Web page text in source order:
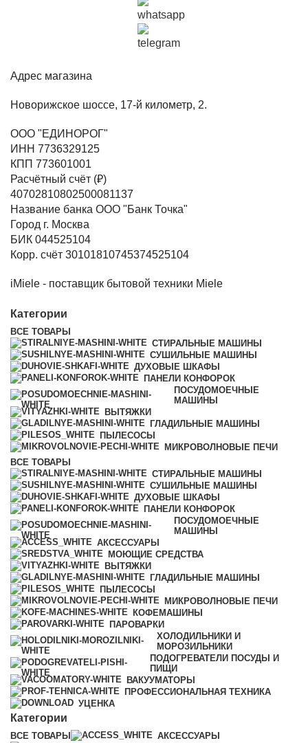
Адрес магазина
Новорижское шоссе, 17-й километр, 2.
ООО "ЕДИНОРОГ"
ИНН 7736329125
КПП 773601001
Расчётный счёт (₽)
40702810802500081137
Название банка ООО "Банк Точка"
Город г. Москва
БИК 044525104
Корр. счёт 30101810745374525104
iMiele - поставщик бытовой техники Miele
Категории
ВСЕ ТОВАРЫ
СТИРАЛЬНЫЕ МАШИНЫ
СУШИЛЬНЫЕ МАШИНЫ
ДУХОВЫЕ ШКАФЫ
ПАНЕЛИ КОНФОРОК
ПОСУДОМОЕЧНЫЕ
МАШИНЫ
ВЫТЯЖКИ
ГЛАДИЛЬНЫЕ МАШИНЫ
ПЫЛЕСОСЫ
МИКРОВОЛНОВЫЕ ПЕЧИ
ВСЕ ТОВАРЫ
СТИРАЛЬНЫЕ МАШИНЫ
СУШИЛЬНЫЕ МАШИНЫ
ДУХОВЫЕ ШКАФЫ
ПАНЕЛИ КОНФОРОК
ПОСУДОМОЕЧНЫЕ
МАШИНЫ
АКСЕССУАРЫ
МОЮЩИЕ СРЕДСТВА
ВЫТЯЖКИ
ГЛАДИЛЬНЫЕ МАШИНЫ
ПЫЛЕСОСЫ
МИКРОВОЛНОВЫЕ ПЕЧИ
КОФЕМАШИНЫ
ПАРОВАРКИ
ХОЛОДИЛЬНИКИ И
МОРОЗИЛЬНИКИ
ПОДОГРЕВАТЕЛИ ПОСУДЫ И
ПИЩИ
ВАКУУМАТОРЫ
ПРОФЕССИОНАЛЬНАЯ ТЕХНИКА
УЦЕНКА
Категории
ВСЕ ТОВАРЫ
АКСЕССУАРЫ